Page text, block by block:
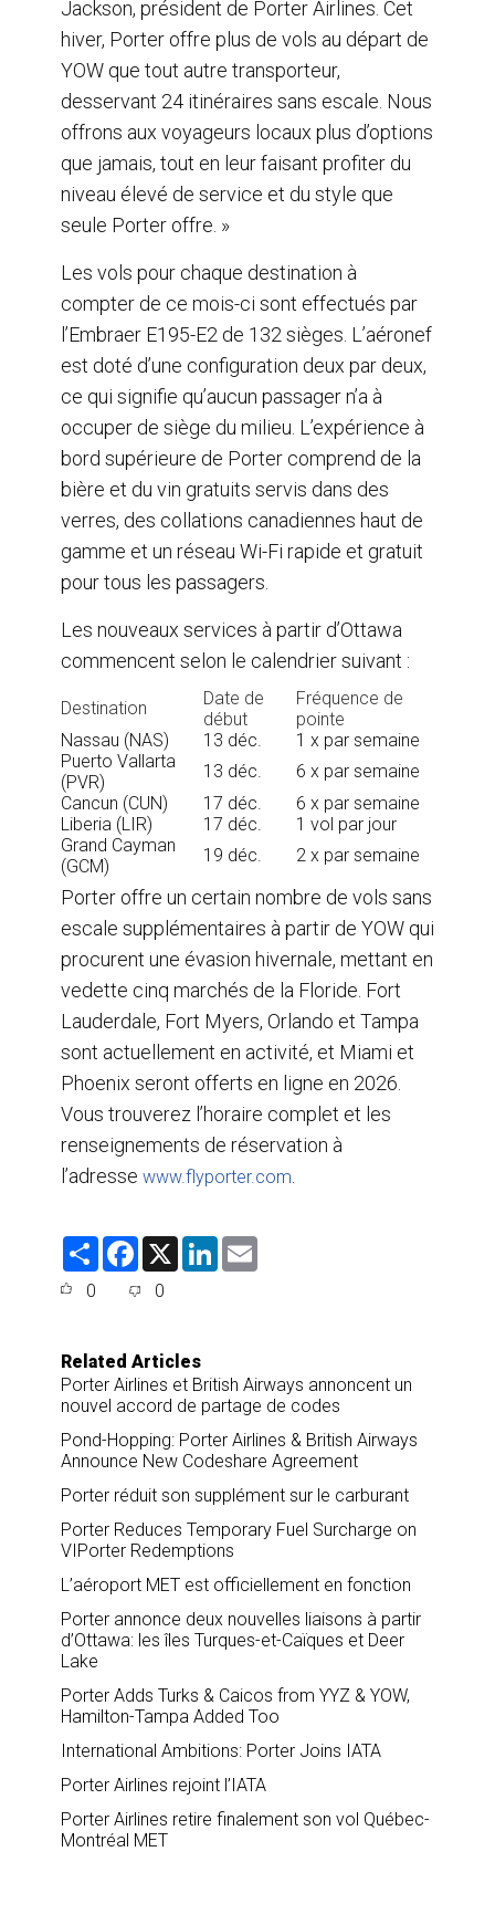
Jackson, président de Porter Airlines. Cet
hiver, Porter offre plus de vols au départ de
YOW que tout autre transporteur,
desservant 24 itinéraires sans escale. Nous
offrons aux voyageurs locaux plus d’options
que jamais, tout en leur faisant profiter du
niveau élevé de service et du style que
seule Porter offre. »
Les vols pour chaque destination à
compter de ce mois-ci sont effectués par
l’Embraer E195-E2 de 132 sièges. L’aéronef
est doté d’une configuration deux par deux,
ce qui signifie qu’aucun passager n’a à
occuper de siège du milieu. L’expérience à
bord supérieure de Porter comprend de la
bière et du vin gratuits servis dans des
verres, des collations canadiennes haut de
gamme et un réseau Wi-Fi rapide et gratuit
pour tous les passagers.
Les nouveaux services à partir d’Ottawa
commencent selon le calendrier suivant :
Destination
Date de
début
Fréquence de
pointe
Nassau (NAS)
13 déc.
1 x par semaine
Puerto Vallarta
(PVR)
13 déc.
6 x par semaine
Cancun (CUN)
17 déc.
6 x par semaine
Liberia (LIR)
17 déc.
1 vol par jour
Grand Cayman
(GCM)
19 déc. 2 x par semaine
Porter offre un certain nombre de vols sans
escale supplémentaires à partir de YOW qui
procurent une évasion hivernale, mettant en
vedette cinq marchés de la Floride. Fort
Lauderdale, Fort Myers, Orlando et Tampa
sont actuellement en activité, et Miami et
Phoenix seront offerts en ligne en 2026.
Vous trouverez l’horaire complet et les
renseignements de réservation à
l’adresse www.flyporter.com
S
F
e
o
k
X
L
0 0
Related Articles
Porter Airlines et British Airways annoncent un
nouvel accord de partage de codes
Pond-Hopping: Porter Airlines & British Airways
Announce New Codeshare Agreement
Porter réduit son supplément sur le carburant
Porter Reduces Temporary Fuel Surcharge on
VIPorter Redemptions
L’aéroport MET est officiellement en fonction
Porter annonce deux nouvelles liaisons à partir
d’Ottawa: les îles Turques-et-Caïques et Deer
Lake
Porter Adds Turks & Caicos from YYZ & YOW,
Hamilton-Tampa Added Too
International Ambitions: Porter Joins IATA
Porter Airlines rejoint l’IATA
Porter Airlines retire finalement son vol Québec-
Montréal MET